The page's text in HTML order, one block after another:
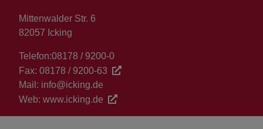
Mittenwalder Str. 6
82057 Icking
Telefon:08178 / 9200-0
Fax: 08178 / 9200-63
Mail: info@icking.de
Web: www.icking.de